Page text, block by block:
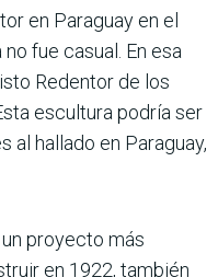
en Paraguay en el
fue casual. En esa
Redentor de los
escultura podría ser
al hallado en Paraguay,
proyecto más
en 1922, también